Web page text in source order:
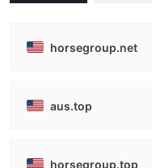
horsegroup.net
aus.top
horsegroup.top